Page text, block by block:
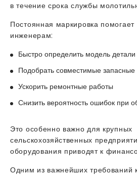
в течение срока службы
Постоянная маркировка
инженерам:
Быстро определить модель детали
Подобрать совместимые запасные
Ускорить ремонтные работы
Снизить вероятность ошибок при
Это особенно важно для крупных
сельскохозяйственных
оборудования приводят к
Одним из важнейших требований